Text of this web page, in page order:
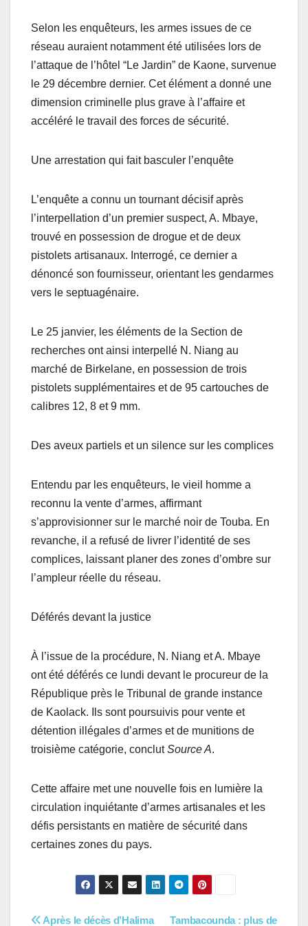
Selon les enquêteurs, les armes issues de ce
réseau auraient notamment été utilisées lors de
l’attaque de l’hôtel “Le Jardin” de Kaone, survenue
le 29 décembre dernier. Cet élément a donné une
dimension criminelle plus grave à l’affaire et
accéléré le travail des forces de sécurité.
Une arrestation qui fait basculer l’enquête
L’enquête a connu un tournant décisif après
l’interpellation d’un premier suspect, A. Mbaye,
trouvé en possession de drogue et de deux
pistolets artisanaux. Interrogé, ce dernier a
dénoncé son fournisseur, orientant les gendarmes
vers le septuagénaire.
Le 25 janvier, les éléments de la Section de
recherches ont ainsi interpellé N. Niang au
marché de Birkelane, en possession de trois
pistolets supplémentaires et de 95 cartouches de
calibres 12, 8 et 9 mm.
Des aveux partiels et un silence sur les complices
Entendu par les enquêteurs, le vieil homme a
reconnu la vente d’armes, affirmant
s’approvisionner sur le marché noir de Touba. En
revanche, il a refusé de livrer l’identité de ses
complices, laissant planer des zones d’ombre sur
l’ampleur réelle du réseau.
Déférés devant la justice
À l’issue de la procédure, N. Niang et A. Mbaye
ont été déférés ce lundi devant le procureur de la
République près le Tribunal de grande instance
de Kaolack. Ils sont poursuivis pour vente et
détention illégales d’armes et de munitions de
troisième catégorie, conclutSource A.
Cette affaire met une nouvelle fois en lumière la
circulation inquiétante d’armes artisanales et les
défis persistants en matière de sécurité dans
certaines zones du pays.
Tambacounda : plus de
Après le décès d’Halima